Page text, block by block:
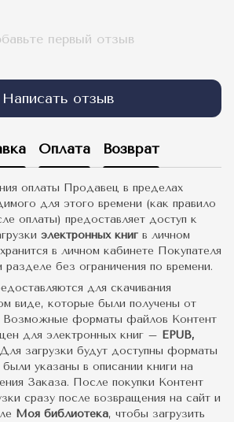
первый отзыв
Написать отзыв
Оплата Возврат
оплаты Продавец в пределах
для этого времени (как правило
оплаты) предоставляет доступ к
электронных книг в личном
в личном кабинете Покупателя
без ограничения по времени.
для скачивания
виде, которые были получены от
Возможные форматы файлов Контент
для электронных книг – EPUB,
загрузки будут доступны форматы
указаны в описании книги на
Заказа. После покупки Контент
сразу после возвращения на сайт и
Моя библиотека, чтобы загрузить